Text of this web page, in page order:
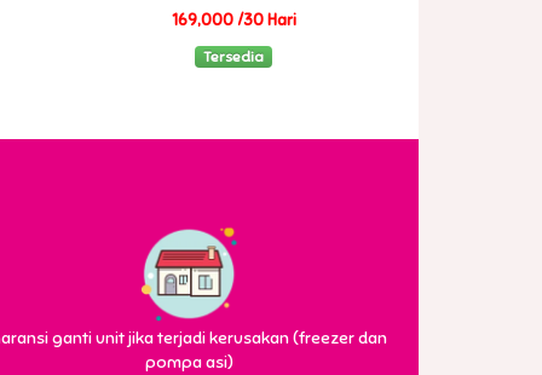
169,000 /30 Hari
Tersedia
ganti unit jika terjadi kerusakan (freezer dan
pompa asi)